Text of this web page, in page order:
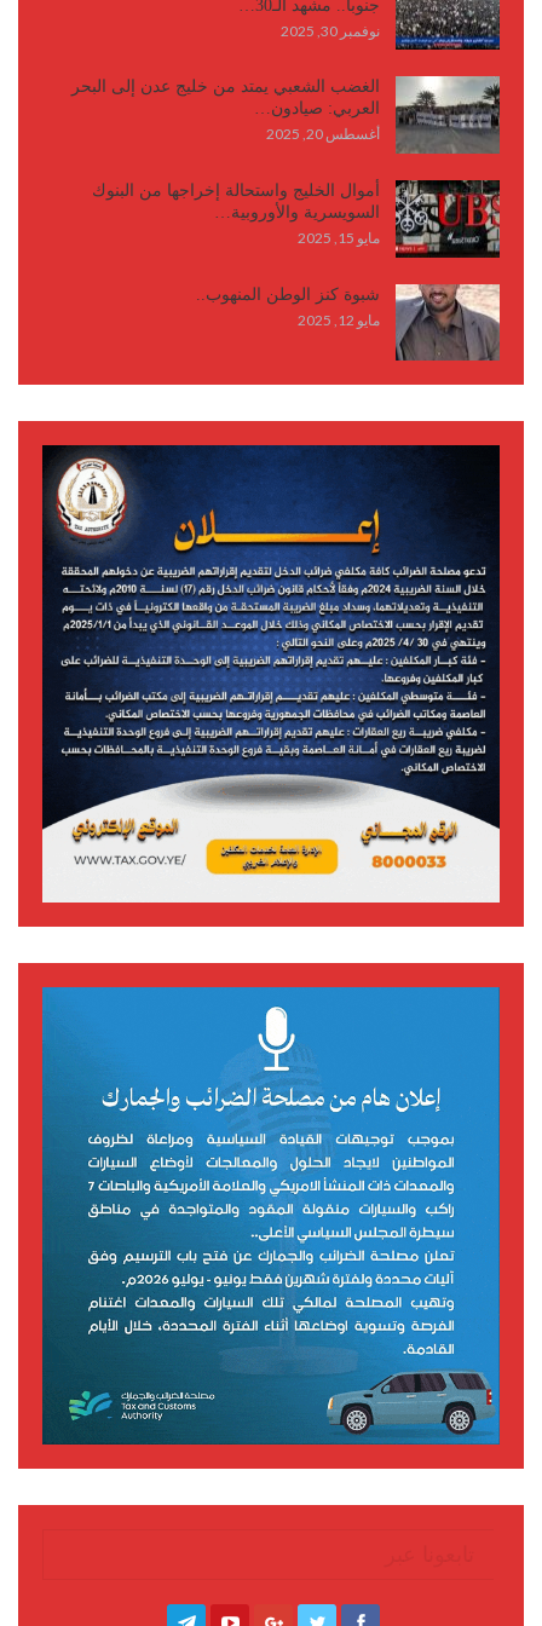
جنوباً.. مشهد الـ30…
نوفمبر 30, 2025
الغضب الشعبي يمتد من خليج عدن إلى البحر
العربي: صيادون…
أغسطس 20, 2025
أموال الخليج واستحالة إخراجها من البنوك
السويسرية والأوروبية…
مايو 15, 2025
شبوة كنز الوطن المنهوب..
مايو 12, 2025
تابعونا عبر